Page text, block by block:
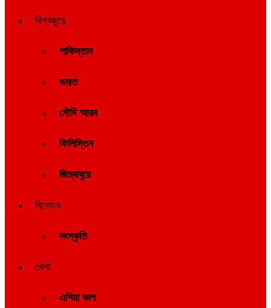
বিশ্বজুড়ে
পাকিস্তান
ভারত
সৌদি আরব
ফিলিস্তিন
জিম্বাবুয়ে
বিনোদন
সংস্কৃতি
খেলা
এশিয়া কাপ